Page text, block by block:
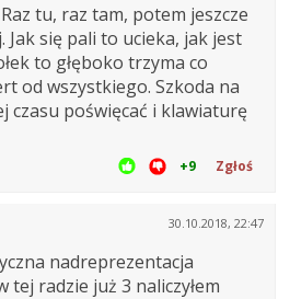
tu, raz tam, potem jeszcze
Jak się pali to ucieka, jak jest
to głęboko trzyma co
od wszystkiego. Szkoda na
czasu poświęcać i klawiaturę
+9 Zgłoś
30.10.2018, 22:47
nadreprezentacja
tej radzie już 3 naliczyłem